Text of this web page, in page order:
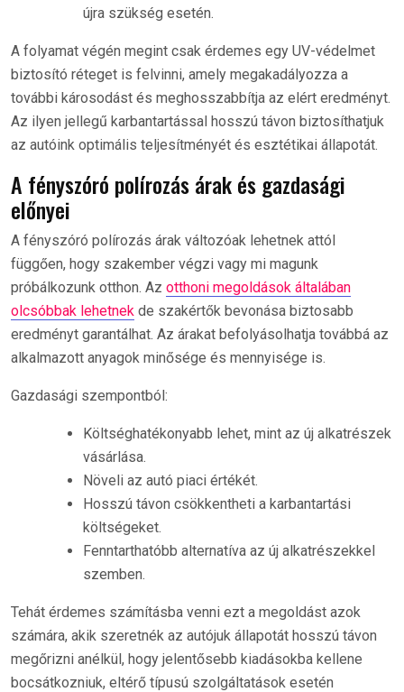
újra szükség esetén.
A folyamat végén megint csak érdemes egy UV-védelmet
biztosító réteget is felvinni, amely megakadályozza a
további károsodást és meghosszabbítja az elért eredményt.
Az ilyen jellegű karbantartással hosszú távon biztosíthatjuk
az autóink optimális teljesítményét és esztétikai állapotát.
A fényszóró polírozás árak és gazdasági
előnyei
A fényszóró polírozás árak változóak lehetnek attól
függően, hogy szakember végzi vagy mi magunk
próbálkozunk otthon. Az otthoni megoldások általában
olcsóbbak lehetnek de szakértők bevonása biztosabb
eredményt garantálhat. Az árakat befolyásolhatja továbbá az
alkalmazott anyagok minősége és mennyisége is.
Gazdasági szempontból:
Költséghatékonyabb lehet, mint az új alkatrészek
vásárlása.
Növeli az autó piaci értékét.
Hosszú távon csökkentheti a karbantartási
költségeket.
Fenntarthatóbb alternatíva az új alkatrészekkel
szemben.
Tehát érdemes számításba venni ezt a megoldást azok
számára, akik szeretnék az autójuk állapotát hosszú távon
megőrizni anélkül, hogy jelentősebb kiadásokba kellene
bocsátkozniuk, eltérő típusú szolgáltatások esetén